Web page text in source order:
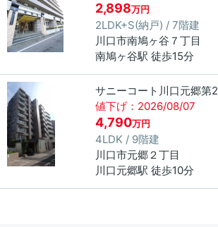
2,898万円
2LDK+S(納戸) / 7階建
川口市南鳩ヶ谷 ７丁目
南鳩ヶ谷駅 徒歩15分
サニーコート川口元郷第2
値下げ：2026/08/07
4,790万円
4LDK / 9階建
川口市元郷２丁目
川口元郷駅 徒歩10分